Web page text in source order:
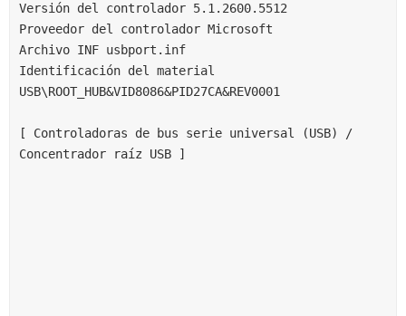
Versión del controlador 5.1.2600.5512
Proveedor del controlador Microsoft
Archivo INF usbport.inf
Identificación del material
USB\ROOT_HUB&VID8086&PID27CA&REV0001
[ Controladoras de bus serie universal (USB) /
Concentrador raíz USB ]